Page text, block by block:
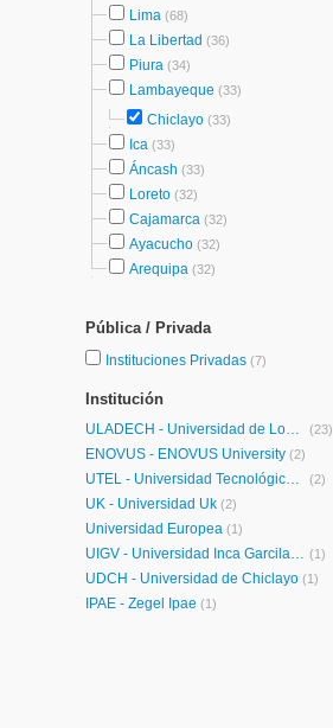
Lima (68)
La Libertad (36)
Piura (34)
Lambayeque (33)
Chiclayo (33)
Ica (33)
Áncash (33)
Loreto (32)
Cajamarca (32)
Ayacucho (32)
Arequipa (32)
Pública / Privada
Instituciones Privadas (7)
Institución
ULADECH - Universidad de Los Angeles de Chimbote (23)
ENOVUS - ENOVUS University (2)
UTEL - Universidad Tecnológica Latinoamericana en Línea Perú (2)
UK - Universidad Uk (2)
Universidad Europea (1)
UIGV - Universidad Inca Garcilaso de la Vega (1)
UDCH - Universidad de Chiclayo (1)
IPAE - Zegel Ipae (1)